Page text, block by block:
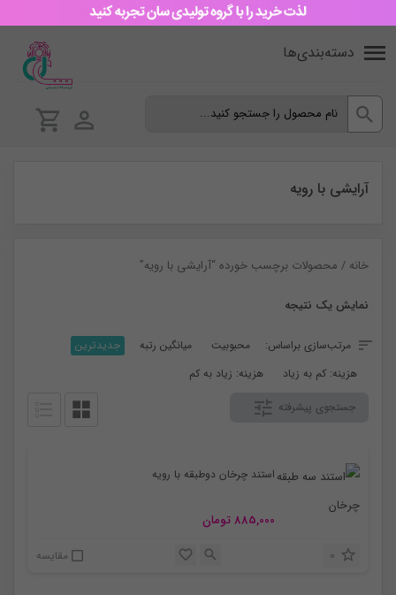
دسته‌بندی‌ها
آرایشی با رویه
خانه / محصولات برچسب خورده “آرایشی با رویه”
نمایش یک نتیجه
مرتب‌سازی براساس: محبوبیت میانگین رتبه
جدیدترین
هزینه: کم به زیاد
هزینه: زیاد به کم
جستجوی پیشرفته
استند چرخان دوطبقه با رویه
885,000تومان
0
مقایسه